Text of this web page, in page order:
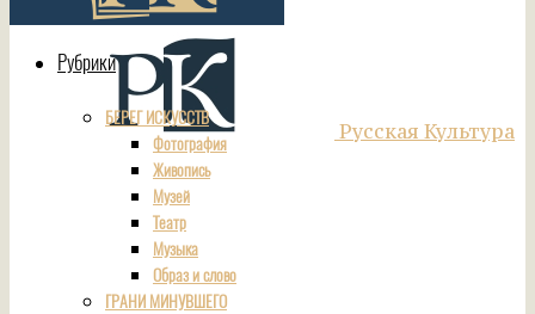
Русская Культура
Рубрики
БЕРЕГ ИСКУССТВ
Фотография
Живопись
Музей
Театр
Музыка
Образ и слово
ГРАНИ МИНУВШЕГО